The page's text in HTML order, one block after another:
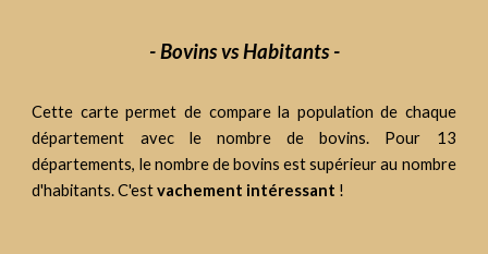
- Bovins vs Habitants -
Cette carte permet de compare la population de chaque
département avec le nombre de bovins. Pour 13
départements, le nombre de bovins est supérieur au nombre
d'habitants. C'estvachement intéressant !